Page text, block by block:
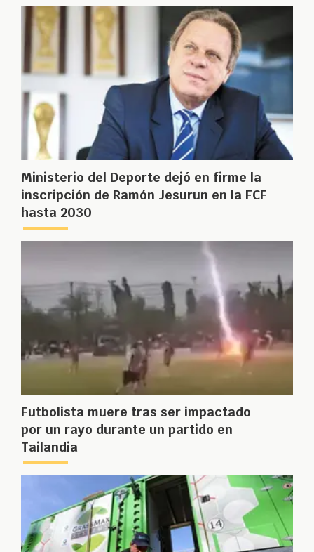
Ministerio del Deporte dejó en firme la
inscripción de Ramón Jesurun en la FCF
hasta 2030
Futbolista muere tras ser impactado
por un rayo durante un partido en
Tailandia